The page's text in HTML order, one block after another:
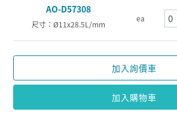
AO-D57308
尺寸：Ø11x28.5L/mm
ea
加入詢價車
加入購物車